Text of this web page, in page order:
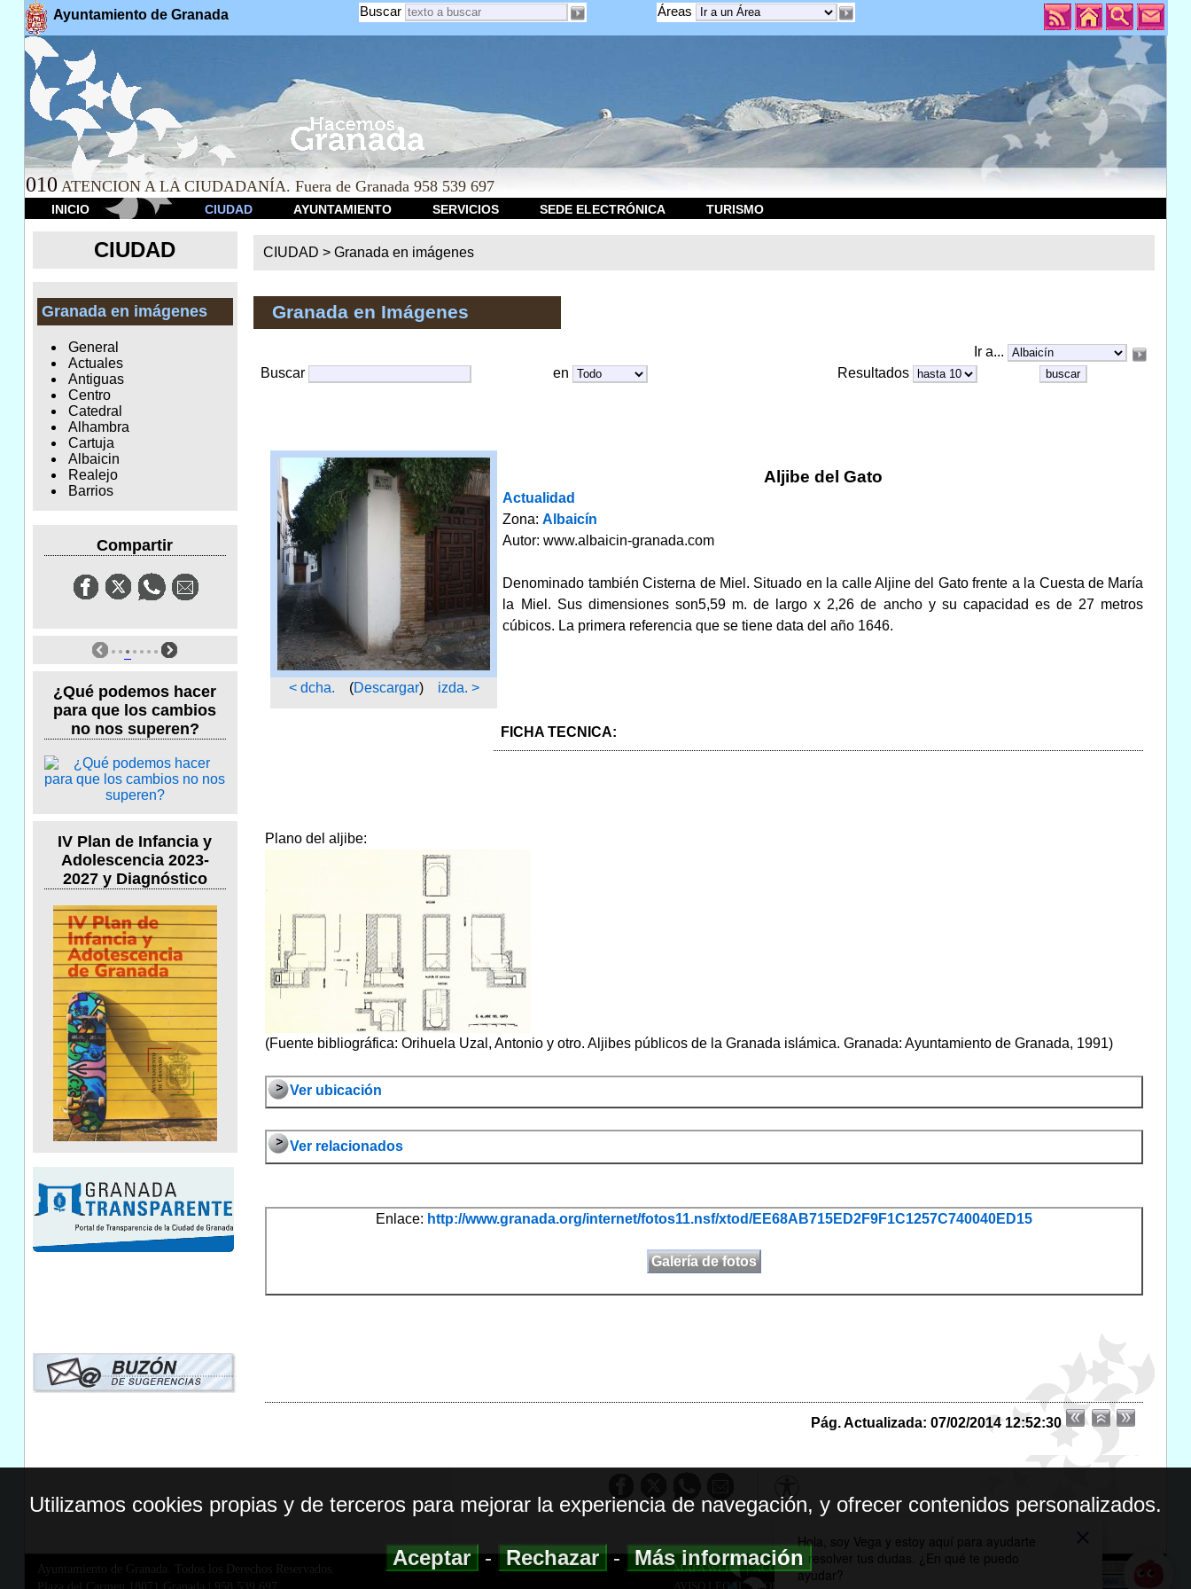
Ayuntamiento de Granada Áreas
Buscar
010 ATENCION A LA CIUDADANÍA. Fuera de Granada 958 539 697
INICIO CIUDAD AYUNTAMIENTO SERVICIOS SEDE ELECTRÓNICA TURISMO
CIUDAD
Granada en imágenes
General
Actuales
Antiguas
Centro
Catedral
Alhambra
Cartuja
Albaicin
Realejo
Barrios
Compartir
¿Qué podemos hacer
para que los cambios
no nos superen?
IV Plan de Infancia y
Adolescencia 2023-
2027 y Diagnóstico
CIUDAD >Granada en imágenes
Granada en Imágenes
Ir a...
Buscar
en Resultados
< dcha. (Descargar) izda. >
FICHA TECNICA:
Aljibe del Gato
Actualidad
Zona:Albaicín
Autor: www.albaicin-granada.com
Denominado también Cisterna de Miel. Situado en la calle Aljine del Gato frente a la Cuesta de María
la Miel. Sus dimensiones son5,59 m. de largo x 2,26 de ancho y su capacidad es de 27 metros
cúbicos. La primera referencia que se tiene data del año 1646.
Plano del aljibe:
(Fuente bibliográfica: Orihuela Uzal, Antonio y otro. Aljibes públicos de la Granada islámica. Granada: Ayuntamiento de Granada, 1991)
Ver ubicación
Ver relacionados
Enlace: http://www.granada.org/internet/fotos11.nsf/xtod/EE68AB715ED2F9F1C1257C740040ED15
Galería de fotos
Pág. Actualizada: 07/02/2014 12:52:30
Ayuntamiento de Granada. Todos los Derechos Reservados.
MAPA WEB|ACCESIBILIDAD
AVISO LEGAL| POLITICA DE PRIVACIDAD
Utilizamos cookies propias y de terceros para mejorar la experiencia de navegación, y ofrecer contenidos personalizados.
Aceptar-Rechazar-Más información